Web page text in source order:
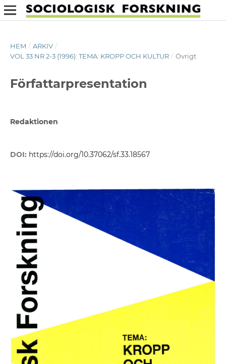
HEM / ARKIV /
VOL 33 NR 2-3 (1996): TEMA: KROPP OCH KULTUR / Övrigt
Författarpresentation
Redaktionen
DOI: https://doi.org/10.37062/sf.33.18567